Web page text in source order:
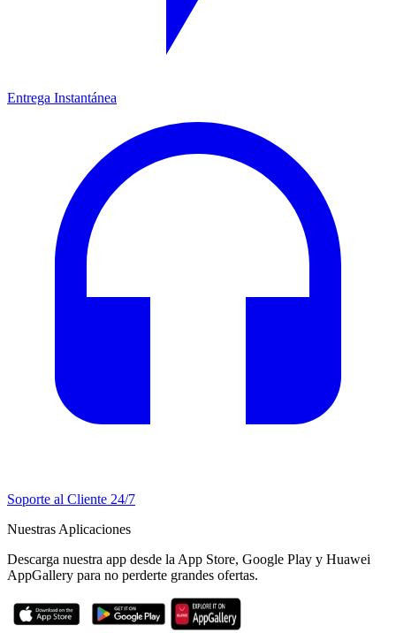
Entrega Instantánea
Soporte al Cliente 24/7
Nuestras Aplicaciones
Descarga nuestra app desde la App Store, Google Play y Huawei
AppGallery para no perderte grandes ofertas.